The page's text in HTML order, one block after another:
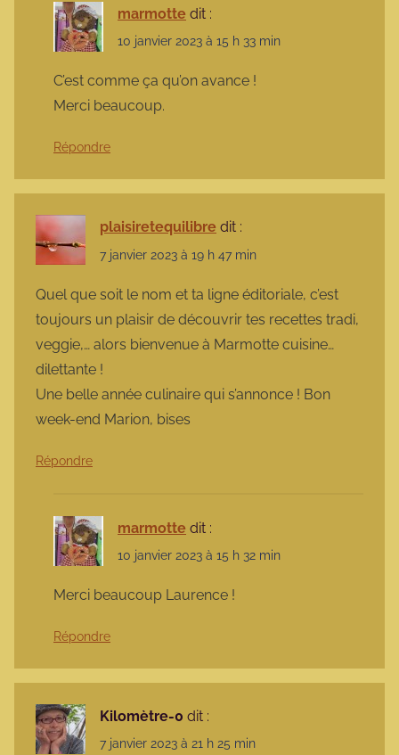
marmotte dit :
10 janvier 2023 à 15 h 33 min
C’est comme ça qu’on avance !
Merci beaucoup.
Répondre
plaisiretequilibre dit :
7 janvier 2023 à 19 h 47 min
Quel que soit le nom et ta ligne éditoriale, c’est
toujours un plaisir de découvrir tes recettes tradi,
veggie,… alors bienvenue à Marmotte cuisine…
dilettante !
Une belle année culinaire qui s’annonce ! Bon
week-end Marion, bises
Répondre
marmotte dit :
10 janvier 2023 à 15 h 32 min
Merci beaucoup Laurence !
Répondre
Kilomètre-0 dit :
7 janvier 2023 à 21 h 25 min